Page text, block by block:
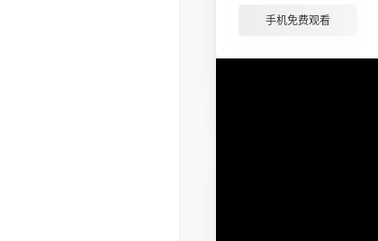
手机免费观看